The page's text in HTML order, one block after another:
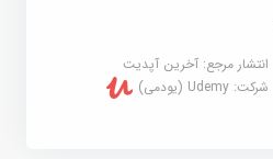
انتشار مرجع:آخرین آپدیت
شرکت:Udemy (یودمی)